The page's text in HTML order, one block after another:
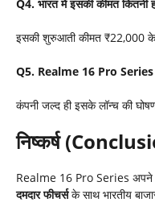
Q4. भारत में इसकी कीमत कितनी
इसकी शुरुआती कीमत ₹22,000
Q5. Realme 16 Pro
कंपनी जल्द ही इसके लॉन्च की
निष्कर्ष (
Realme 16 Pro Series अपने
दमदार फीचर्सके साथ भारतीय